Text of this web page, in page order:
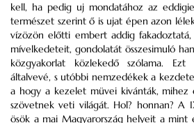
kell, ha pedig uj mondatához az
természet szerint ő is ujat épen azon
vízözön előtti embert addig fakadoztatá,
mívelkedeteit, gondolatát összesimuló
közgyakorlat közlekedő szólama.
általvevé, s utóbbi nemzedékek a
a hogy a kezelet müvei kivánták, mihez
szövetnek veti világát. Hol? honnan? A
ösök a mai Magyarország helyeit a mint